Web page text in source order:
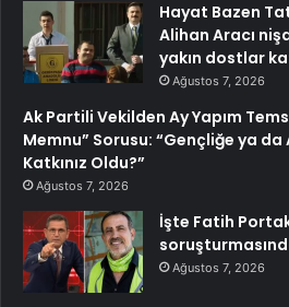
Hayat Bazen
Alihan Aracı
yakın dostlar
Ağustos 7, 2026
Ak Partili Vekilden Ay Yapım
Memnu” Sorusu: “Gençliğe ya da
Katkınız Oldu?”
Ağustos 7, 2026
İşte Fatih
Ağustos 7, 2026